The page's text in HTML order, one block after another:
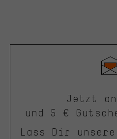
Jetzt
und 5 €
Lass Dir unsere